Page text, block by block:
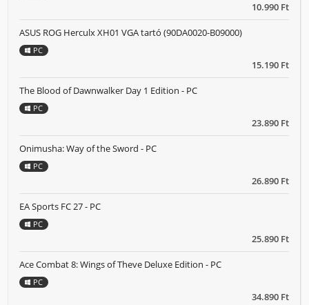
10.990 Ft
15.190 Ft
ASUS ROG Herculx XH01 VGA tartó (90DA0020-B09000)
PC
23.890 Ft
The Blood of Dawnwalker Day 1 Edition - PC
PC
26.890 Ft
Onimusha: Way of the Sword - PC
PC
25.890 Ft
EA Sports FC 27 - PC
PC
34.890 Ft
Ace Combat 8: Wings of Theve Deluxe Edition - PC
PC